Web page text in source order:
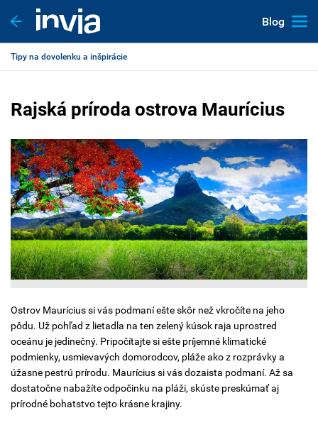
Blog
Tipy na dovolenku a inšpirácie
Rajská príroda ostrova Maurícius
Ostrov Maurícius si vás podmaní ešte skôr než vkročíte na jeho
pôdu. Už pohľad z lietadla na ten zelený kúsok raja uprostred
oceánu je jedinečný. Pripočítajte si ešte príjemné klimatické
podmienky, usmievavých domorodcov, pláže ako z rozprávky a
úžasne pestrú prírodu. Maurícius si vás dozaista podmaní. Až sa
dostatočne nabažíte odpočinku na pláži, skúste preskúmať aj
prírodné bohatstvo tejto krásne krajiny.